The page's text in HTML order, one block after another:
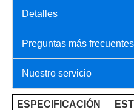
Detalles
Preguntas más frecuentes
Nuestro servicio
ESPECIFICACIÓN